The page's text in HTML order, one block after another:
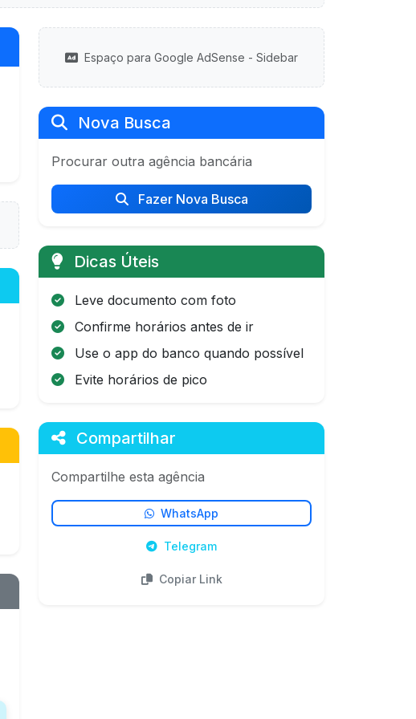
Espaço para Google AdSense - Sidebar
Nova Busca
Procurar outra agência bancária
Fazer Nova Busca
Dicas Úteis
Leve documento com foto
Confirme horários antes de ir
Use o app do banco quando possível
Evite horários de pico
Compartilhar
Compartilhe esta agência
WhatsApp
Telegram
Copiar Link